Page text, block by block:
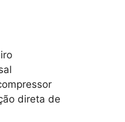
direta de